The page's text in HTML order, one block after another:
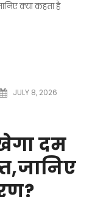
क्या कहता है
JULY 8, 2026
दम